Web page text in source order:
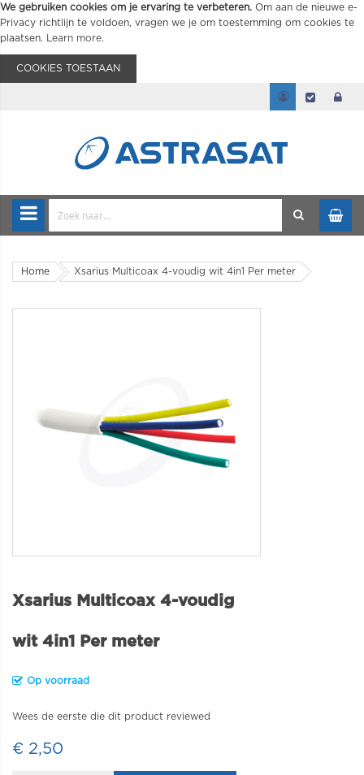
We gebruiken cookies om je ervaring te verbeteren. Om aan de nieuwe e-
Privacy richtlijn te voldoen, vragen we je om toestemming om cookies te
plaatsen.
Learn more.
COOKIES TOESTAAN
Home Xsarius Multicoax 4-voudig wit 4in1 Per meter
Xsarius Multicoax 4-voudig
wit 4in1 Per meter
Op voorraad
Wees de eerste die dit product reviewed
€ 2,50